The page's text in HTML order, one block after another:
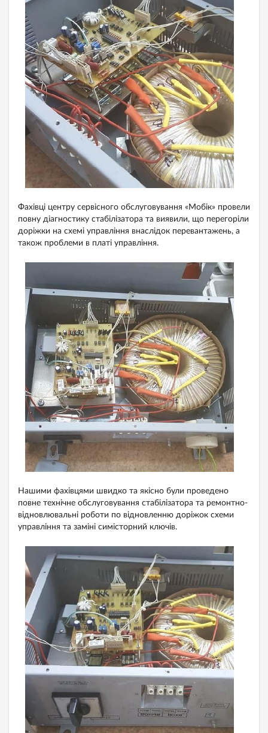
Фахівці центру сервісного обслуговування «Мобік» провели
повну діагностику стабілізатора та виявили, що перегоріли
доріжки на схемі управління внаслідок перевантажень, а
також проблеми в платі управління.
Нашими фахівцями швидко та якісно були проведено
повне технічне обслуговування стабілізатора та ремонтно-
відновлювальні роботи по відновленню доріжок схеми
управління та заміні симісторний ключів.